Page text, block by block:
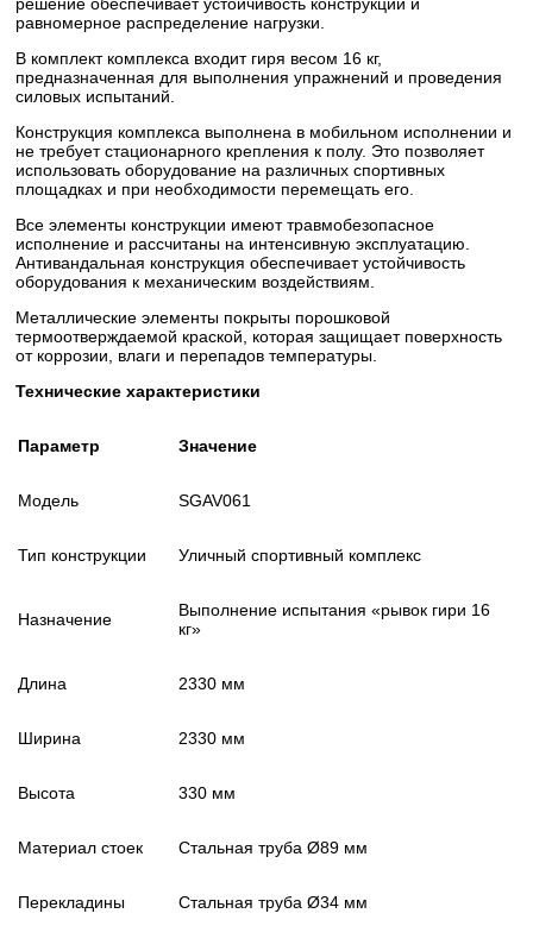
равномерное распределение нагрузки.
В комплект комплекса входит гиря весом 16 кг,
предназначенная для выполнения упражнений и проведения
силовых испытаний.
Конструкция комплекса выполнена в мобильном исполнении и
не требует стационарного крепления к полу. Это позволяет
использовать оборудование на различных спортивных
площадках и при необходимости перемещать его.
Все элементы конструкции имеют травмобезопасное
исполнение и рассчитаны на интенсивную эксплуатацию.
Антивандальная конструкция обеспечивает устойчивость
оборудования к механическим воздействиям.
Металлические элементы покрыты порошковой
термоотверждаемой краской, которая защищает поверхность
от коррозии, влаги и перепадов температуры.
Технические характеристики
Параметр Значение
Модель SGAV061
Тип конструкции Уличный спортивный комплекс
Назначение
Выполнение испытания «рывок гири 16
кг»
Длина 2330 мм
Ширина 2330 мм
Высота 330 мм
Материал стоек Стальная труба Ø89 мм
Перекладины Стальная труба Ø34 мм